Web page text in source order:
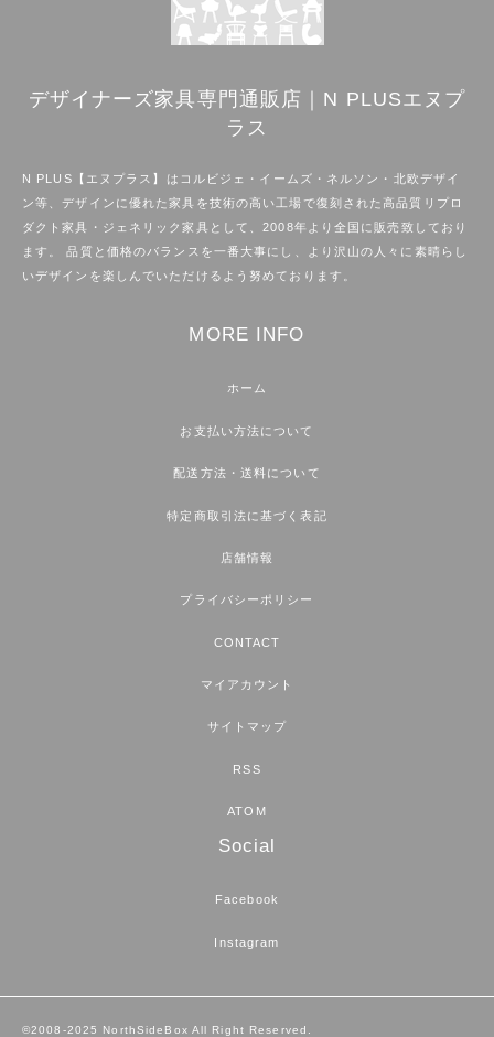
デザイナーズ家具専門通販店｜N PLUSエヌプ
ラス
N PLUS【エヌプラス】はコルビジェ・イームズ・ネルソン・北欧デザイ
ン等、デザインに優れた家具を技術の高い工場で復刻された高品質リプロ
ダクト家具・ジェネリック家具として、2008年より全国に販売致しており
ます。 品質と価格のバランスを一番大事にし、より沢山の人々に素晴らし
いデザインを楽しんでいただけるよう努めております。
MORE INFO
ホーム
お支払い方法について
配送方法・送料について
特定商取引法に基づく表記
店舗情報
プライバシーポリシー
CONTACT
マイアカウント
サイトマップ
RSS
ATOM
Social
Facebook
Instagram
©2008-2025 NorthSideBox All Right Reserved.